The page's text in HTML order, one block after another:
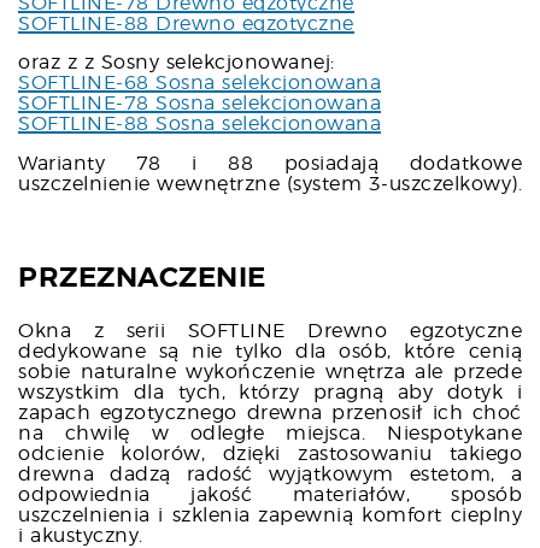
SOFTLINE-78 Drewno egzotyczne
SOFTLINE-88 Drewno egzotyczne
oraz z z Sosny selekcjonowanej:
SOFTLINE-68 Sosna selekcjonowana
SOFTLINE-78 Sosna selekcjonowana
SOFTLINE-88 Sosna selekcjonowana
Warianty 78 i 88 posiadają dodatkowe
uszczelnienie wewnętrzne (system 3-uszczelkowy).
PRZEZNACZENIE
Okna z serii SOFTLINE Drewno egzotyczne
dedykowane są nie tylko dla osób, które cenią
sobie naturalne wykończenie wnętrza ale przede
wszystkim dla tych, którzy pragną aby dotyk i
zapach egzotycznego drewna przenosił ich choć
na chwilę w odległe miejsca. Niespotykane
odcienie kolorów, dzięki zastosowaniu takiego
drewna dadzą radość wyjątkowym estetom, a
odpowiednia jakość materiałów, sposób
uszczelnienia i szklenia zapewnią komfort cieplny
i akustyczny.